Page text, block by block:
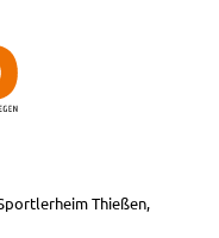
JANEK IN
Thießen,